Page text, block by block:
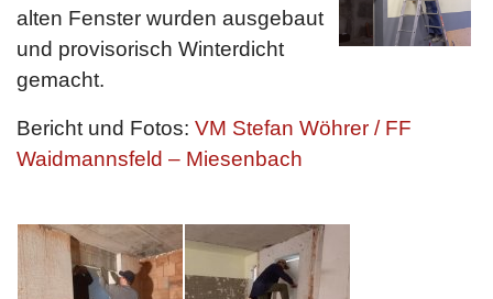
alten Fenster wurden ausgebaut
und provisorisch Winterdicht
gemacht.
Bericht und Fotos: VM Stefan Wöhrer / FF
Waidmannsfeld – Miesenbach